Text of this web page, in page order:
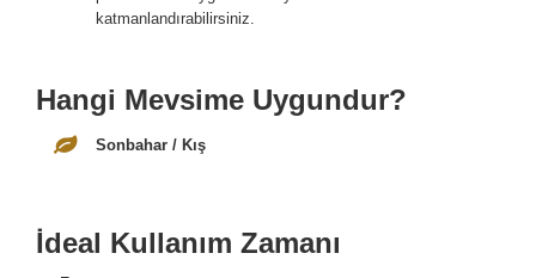
katmanlandırabilirsiniz.
Hangi Mevsime Uygundur?
Sonbahar / Kış
İdeal Kullanım Zamanı